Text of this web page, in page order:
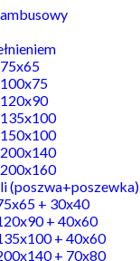
(poszwa+poszewka)
+ 30x40
+ 40x60
+ 40x60
+ 70x80